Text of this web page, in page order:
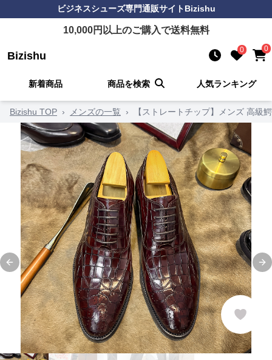
ビジネスシューズ専門通販サイトBizishu
10,000円以上のご購入で送料無料
Bizishu 0 0
新着商品 商品を検索 人気ランキング
Bizishu TOP › メンズの一覧 › 【ストレートチップ】メンズ 高級
Previous slide